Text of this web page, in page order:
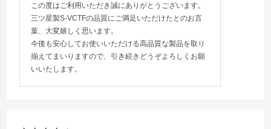
この度はご利用いただき誠にありがとうございます。
三ツ星製S-VCTFの品質にご満足いただけたとのお言
葉、大変嬉しく思います。
今後も安心してお使いいただける高品質な製品を取り
揃えてまいりますので、引き続きどうぞよろしくお願
いいたします。